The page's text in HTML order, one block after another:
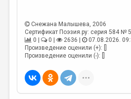
СТРАНИЦЫ ПАМЯТИ
ОБЪЯВЛЕНИЯ
РЕДКОЛЛЕГИЯ
Снежана Малышева, 2006
Сертификат Поэзия.ру: серия 584 №
0 |
0 | 2636 |
07.08.2026.
Произведение оценили (+): []
Произведение оценили (-): []